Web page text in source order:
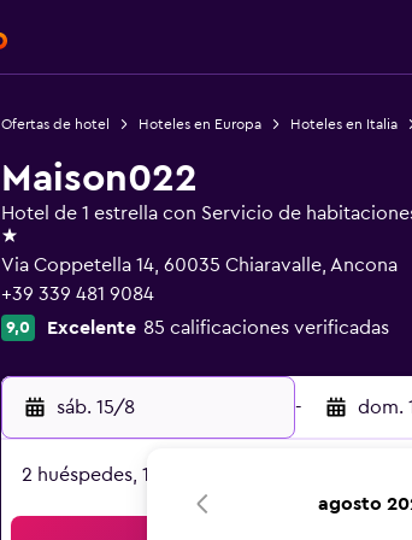
Ofertas de hotel Hoteles en Europa Hoteles en Italia
Maison022
Hotel de 1 estrella con Servicio de
1 estrella
Via Coppetella 14, 60035 Chiaravalle, Ancona
+39 339 481 9084
9,0 Excelente 85 calificaciones verificadas
sáb. 15/8 - dom.
2 huéspedes, 1 habitación
agosto